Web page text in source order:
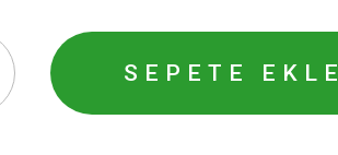
SEPETE EKLE